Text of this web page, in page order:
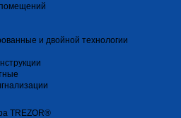
и двойной технологии
TREZOR®